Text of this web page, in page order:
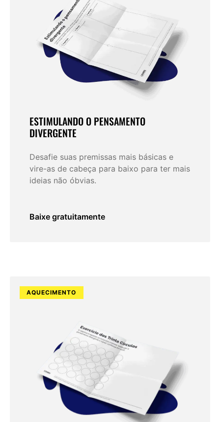
ESTIMULANDO O PENSAMENTO
DIVERGENTE
Desafie suas premissas mais básicas e
vire-as de cabeça para baixo para ter mais
ideias não óbvias.
Baixe gratuitamente
AQUECIMENTO